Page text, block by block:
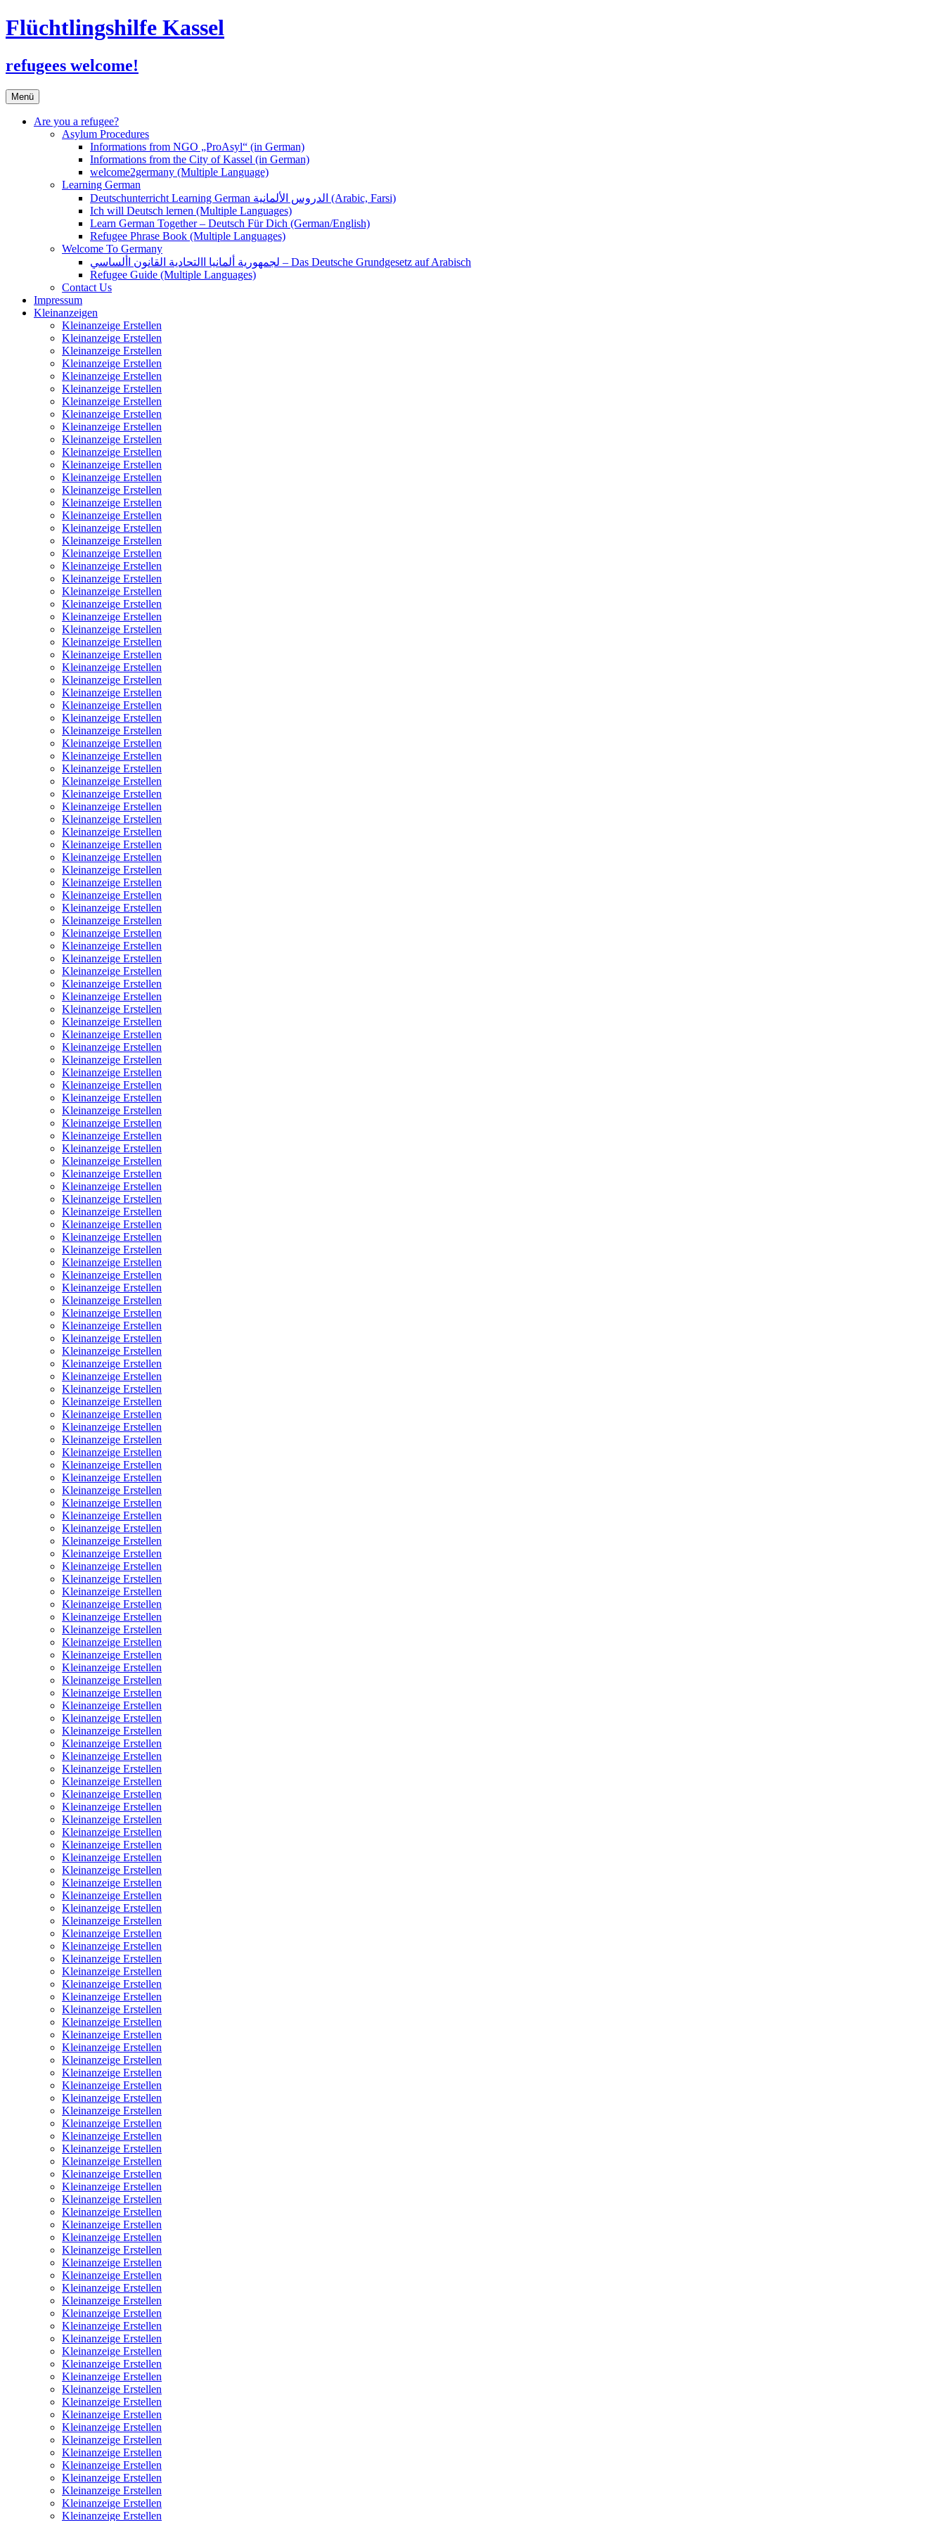
Flüchtlingshilfe Kassel
refugees welcome!
Menü Zum
Inhalt
springen
Are you a refugee?
Asylum Procedures
Informations from NGO „ProAsyl“ (in German)
Informations from the City of Kassel (in German)
welcome2germany (Multiple Language)
Learning German
Deutschunterricht Learning German الدروس الألمانية (Arabic, Farsi)
Ich will Deutsch lernen (Multiple Languages)
Learn German Together – Deutsch Für Dich (German/English)
Refugee Phrase Book (Multiple Languages)
Welcome To Germany
لجمهورية ألمانيا االتحادية القانون األساسي – Das Deutsche Grundgesetz auf Arabisch
Refugee Guide (Multiple Languages)
Contact Us
Impressum
Kleinanzeigen
Kleinanzeige Erstellen
Kleinanzeige Erstellen
Kleinanzeige Erstellen
Kleinanzeige Erstellen
Kleinanzeige Erstellen
Kleinanzeige Erstellen
Kleinanzeige Erstellen
Kleinanzeige Erstellen
Kleinanzeige Erstellen
Kleinanzeige Erstellen
Kleinanzeige Erstellen
Kleinanzeige Erstellen
Kleinanzeige Erstellen
Kleinanzeige Erstellen
Kleinanzeige Erstellen
Kleinanzeige Erstellen
Kleinanzeige Erstellen
Kleinanzeige Erstellen
Kleinanzeige Erstellen
Kleinanzeige Erstellen
Kleinanzeige Erstellen
Kleinanzeige Erstellen
Kleinanzeige Erstellen
Kleinanzeige Erstellen
Kleinanzeige Erstellen
Kleinanzeige Erstellen
Kleinanzeige Erstellen
Kleinanzeige Erstellen
Kleinanzeige Erstellen
Kleinanzeige Erstellen
Kleinanzeige Erstellen
Kleinanzeige Erstellen
Kleinanzeige Erstellen
Kleinanzeige Erstellen
Kleinanzeige Erstellen
Kleinanzeige Erstellen
Kleinanzeige Erstellen
Kleinanzeige Erstellen
Kleinanzeige Erstellen
Kleinanzeige Erstellen
Kleinanzeige Erstellen
Kleinanzeige Erstellen
Kleinanzeige Erstellen
Kleinanzeige Erstellen
Kleinanzeige Erstellen
Kleinanzeige Erstellen
Kleinanzeige Erstellen
Kleinanzeige Erstellen
Kleinanzeige Erstellen
Kleinanzeige Erstellen
Kleinanzeige Erstellen
Kleinanzeige Erstellen
Kleinanzeige Erstellen
Kleinanzeige Erstellen
Kleinanzeige Erstellen
Kleinanzeige Erstellen
Kleinanzeige Erstellen
Kleinanzeige Erstellen
Kleinanzeige Erstellen
Kleinanzeige Erstellen
Kleinanzeige Erstellen
Kleinanzeige Erstellen
Kleinanzeige Erstellen
Kleinanzeige Erstellen
Kleinanzeige Erstellen
Kleinanzeige Erstellen
Kleinanzeige Erstellen
Kleinanzeige Erstellen
Kleinanzeige Erstellen
Kleinanzeige Erstellen
Kleinanzeige Erstellen
Kleinanzeige Erstellen
Kleinanzeige Erstellen
Kleinanzeige Erstellen
Kleinanzeige Erstellen
Kleinanzeige Erstellen
Kleinanzeige Erstellen
Kleinanzeige Erstellen
Kleinanzeige Erstellen
Kleinanzeige Erstellen
Kleinanzeige Erstellen
Kleinanzeige Erstellen
Kleinanzeige Erstellen
Kleinanzeige Erstellen
Kleinanzeige Erstellen
Kleinanzeige Erstellen
Kleinanzeige Erstellen
Kleinanzeige Erstellen
Kleinanzeige Erstellen
Kleinanzeige Erstellen
Kleinanzeige Erstellen
Kleinanzeige Erstellen
Kleinanzeige Erstellen
Kleinanzeige Erstellen
Kleinanzeige Erstellen
Kleinanzeige Erstellen
Kleinanzeige Erstellen
Kleinanzeige Erstellen
Kleinanzeige Erstellen
Kleinanzeige Erstellen
Kleinanzeige Erstellen
Kleinanzeige Erstellen
Kleinanzeige Erstellen
Kleinanzeige Erstellen
Kleinanzeige Erstellen
Kleinanzeige Erstellen
Kleinanzeige Erstellen
Kleinanzeige Erstellen
Kleinanzeige Erstellen
Kleinanzeige Erstellen
Kleinanzeige Erstellen
Kleinanzeige Erstellen
Kleinanzeige Erstellen
Kleinanzeige Erstellen
Kleinanzeige Erstellen
Kleinanzeige Erstellen
Kleinanzeige Erstellen
Kleinanzeige Erstellen
Kleinanzeige Erstellen
Kleinanzeige Erstellen
Kleinanzeige Erstellen
Kleinanzeige Erstellen
Kleinanzeige Erstellen
Kleinanzeige Erstellen
Kleinanzeige Erstellen
Kleinanzeige Erstellen
Kleinanzeige Erstellen
Kleinanzeige Erstellen
Kleinanzeige Erstellen
Kleinanzeige Erstellen
Kleinanzeige Erstellen
Kleinanzeige Erstellen
Kleinanzeige Erstellen
Kleinanzeige Erstellen
Kleinanzeige Erstellen
Kleinanzeige Erstellen
Kleinanzeige Erstellen
Kleinanzeige Erstellen
Kleinanzeige Erstellen
Kleinanzeige Erstellen
Kleinanzeige Erstellen
Kleinanzeige Erstellen
Kleinanzeige Erstellen
Kleinanzeige Erstellen
Kleinanzeige Erstellen
Kleinanzeige Erstellen
Kleinanzeige Erstellen
Kleinanzeige Erstellen
Kleinanzeige Erstellen
Kleinanzeige Erstellen
Kleinanzeige Erstellen
Kleinanzeige Erstellen
Kleinanzeige Erstellen
Kleinanzeige Erstellen
Kleinanzeige Erstellen
Kleinanzeige Erstellen
Kleinanzeige Erstellen
Kleinanzeige Erstellen
Kleinanzeige Erstellen
Kleinanzeige Erstellen
Kleinanzeige Erstellen
Kleinanzeige Erstellen
Kleinanzeige Erstellen
Kleinanzeige Erstellen
Kleinanzeige Erstellen
Kleinanzeige Erstellen
Kleinanzeige Erstellen
Kleinanzeige Erstellen
Kleinanzeige Erstellen
Kleinanzeige Erstellen
Kleinanzeige Erstellen
Kleinanzeige Erstellen
Kleinanzeige Erstellen
Kleinanzeige Erstellen